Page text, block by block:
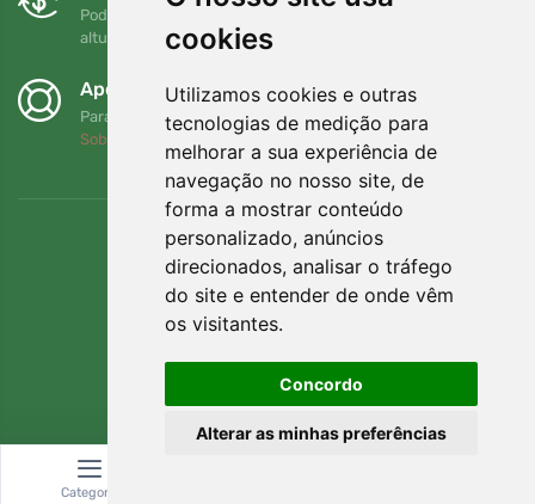
cookies
Utilizamos cookies e outras
tecnologias de medição para
melhorar a sua experiência de
navegação no nosso site, de
forma a mostrar conteúdo
personalizado, anúncios
direcionados, analisar o tráfego
do site e entender de onde vêm
os visitantes.
Concordo
Alterar as minhas preferências
Pode devolver ou trocar a sua encomenda em qualquer
altura no prazo de 90 dias
Apoiamos a Trees.org
Para cada encomenda plantamos uma árvore! Leia mais
Sobre nós
Categoria